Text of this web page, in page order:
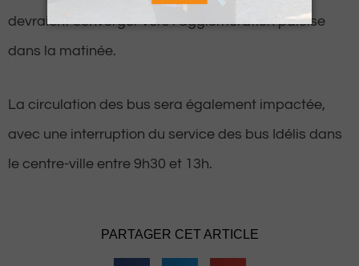
devraient converger vers l’agglomération paloise
dans la matinée.
La circulation des bus sera également impactée,
avec une interruption du service des bus Idélis dans
le centre-ville entre 9h30 et 13h.
PARTAGER CET ARTICLE